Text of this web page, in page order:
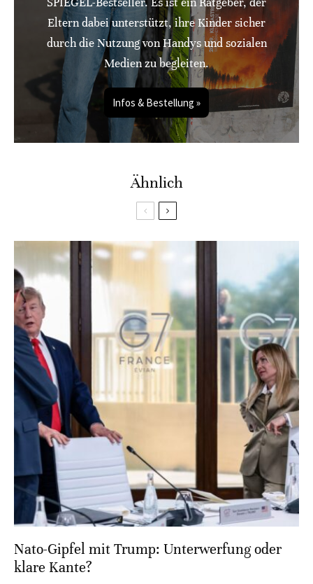
Eltern dabei unterstützt, ihre Kinder sicher
durch die Nutzung von Handys und sozialen
Medien zu begleiten.
Infos & Bestellung »
Ähnlich
Nato-Gipfel mit Trump: Unterwerfung oder
klare Kante?